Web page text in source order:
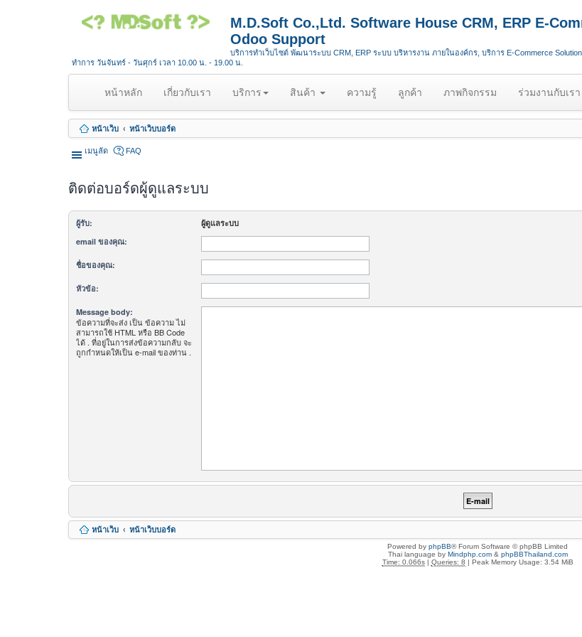
M.D.Soft Co.,Ltd. Software House CRM, ERP E-
Odoo Support
บริการทำเว็บไซต์ พัฒนาระบบ CRM, ERP ระบบ บริหารงาน ภายในองค์กร, บริการ E-Commerce
ทำการ วันจันทร์ - วันศุกร์ เวลา 10.00 น. - 19.00 น.
หน้าหลัก(
u
r
t
เกี่ยวกับเรา บริการ สินค้า ความรู้ ลูกค้า ภาพกิจกรรม ร่วมงานกับเรา
หน้าเว็บ หน้าเว็บบอร์ด
เมนูลัด FAQ
ติดต่อบอร์ดผู้ดูแลระบบ
ผู้รับ:
ผู้ดูแลระบบ
email ของคุณ:
ชื่อของคุณ:
หัวข้อ:
Message body:
ข้อความที่จะส่ง เป็น ข้อความ ไม่
สามารถใช้ HTML หรือ BB Code
ได้ . ที่อยู่ในการส่งข้อความกลับ จะ
ถูกกำหนดให้เป็น e-mail ของท่าน .
หน้าเว็บ หน้าเว็บบอร์ด
Powered by phpBB® Forum Software © phpBB Limited
Thai language by Mindphp.com& phpBBThailand.com
Time: 0.066s| Queries: 8 | Peak Memory Usage: 3.54 MiB